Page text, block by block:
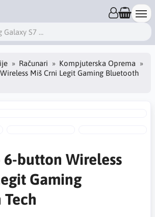
Računari
Kompjuterska Oprema
Miš Crni Legit Gaming Bluetooth
button Wireless
Gaming